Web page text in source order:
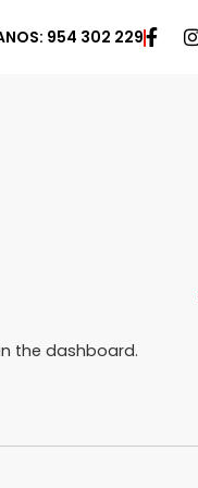
954 302 229
the dashboard.